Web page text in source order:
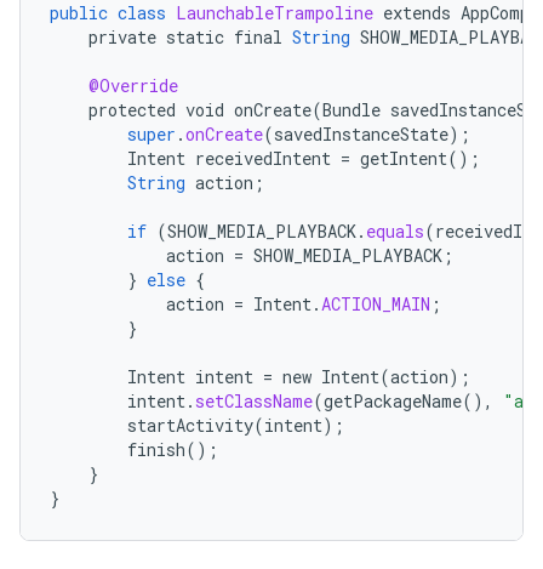
public class LaunchableTrampoline extends
private static final String
@Override
protected void onCreate(Bundle
super .onCreate(savedInstanceState);
Intent receivedIntent = getIntent();
String action ;
if (SHOW_MEDIA_PLAYBACK. equals(
action = SHOW_MEDIA_PLAYBACK ;
} else {
action = Intent.ACTION_MAIN ;
}
Intent intent = new Intent(action);
intent. setClassName(getPackageName(),
startActivity(intent);
finish();
}
}